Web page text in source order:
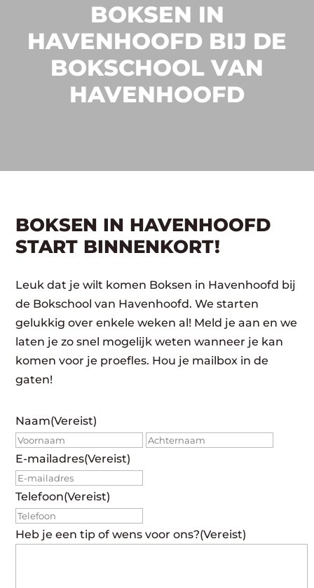
BOKSEN IN
HAVENHOOFD BIJ DE
BOKSCHOOL VAN
HAVENHOOFD
BOKSEN IN HAVENHOOFD
START BINNENKORT!
Leuk dat je wilt komen Boksen in Havenhoofd bij
de Bokschool van Havenhoofd. We starten
gelukkig over enkele weken al! Meld je aan en we
laten je zo snel mogelijk weten wanneer je kan
komen voor je proefles. Hou je mailbox in de
gaten!
Naam(Vereist)
Voornaam
E-mailadres(Vereist)
Telefoon(Vereist)
Heb je een tip of wens voor ons?(Vereist)